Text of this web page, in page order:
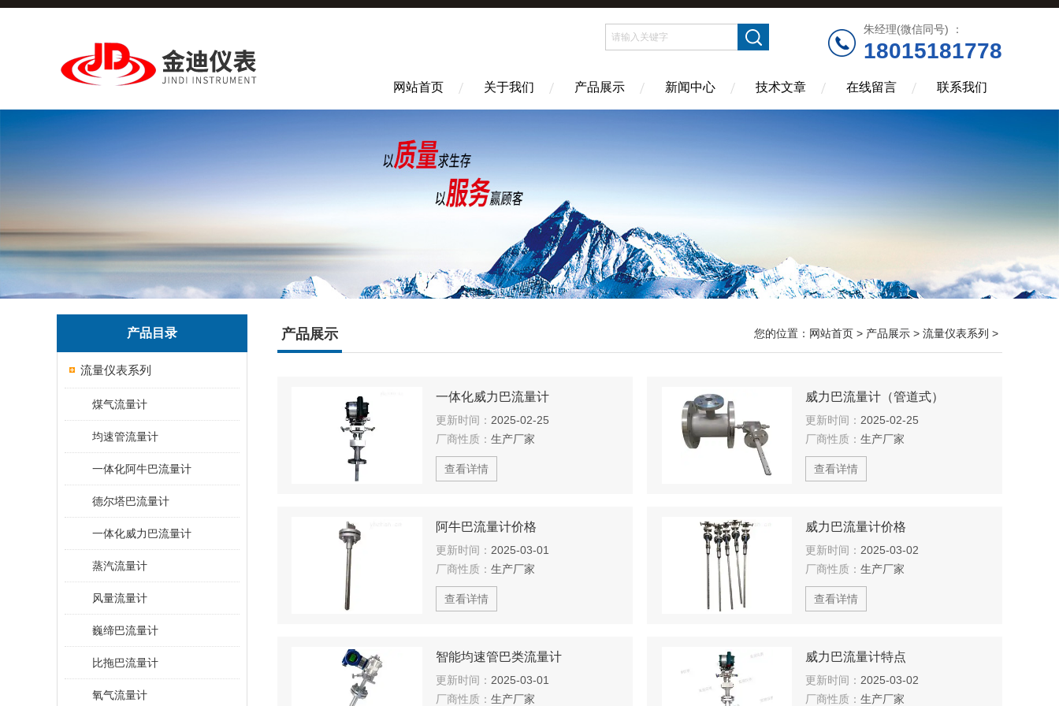
朱经理(微信同号) ：
18015181778
网站首页 关于我们 产品展示 新闻中心 技术文章 在线留言 联系我们
产品目录
流量仪表系列
煤气流量计
均速管流量计
一体化阿牛巴流量计
德尔塔巴流量计
一体化威力巴流量计
蒸汽流量计
风量流量计
巍缔巴流量计
比拖巴流量计
氧气流量计
产品展示 您的位置： 网站首页 > 产品展示 > 流量仪表系列 >
一体化威力巴流量计
更新时间： 2025-02-25
厂商性质： 生产厂家
查看详情
威力巴流量计（管道式）
更新时间： 2025-02-25
厂商性质： 生产厂家
查看详情
阿牛巴流量计价格
更新时间： 2025-03-01
厂商性质： 生产厂家
查看详情
威力巴流量计价格
更新时间： 2025-03-02
厂商性质： 生产厂家
查看详情
智能均速管巴类流量计
更新时间： 2025-03-01
厂商性质： 生产厂家
威力巴流量计特点
更新时间： 2025-03-02
厂商性质： 生产厂家